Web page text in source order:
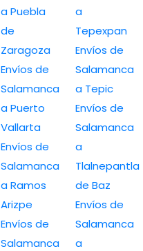
a Puebla
de
Zaragoza
Envíos de
Salamanca
a Puerto
Vallarta
Envíos de
Salamanca
a Ramos
Arizpe
Envíos de
Salamanca
a
Tepexpan
Envíos de
Salamanca
a Tepic
Envíos de
Salamanca
a
Tlalnepantla
de Baz
Envíos de
Salamanca
a